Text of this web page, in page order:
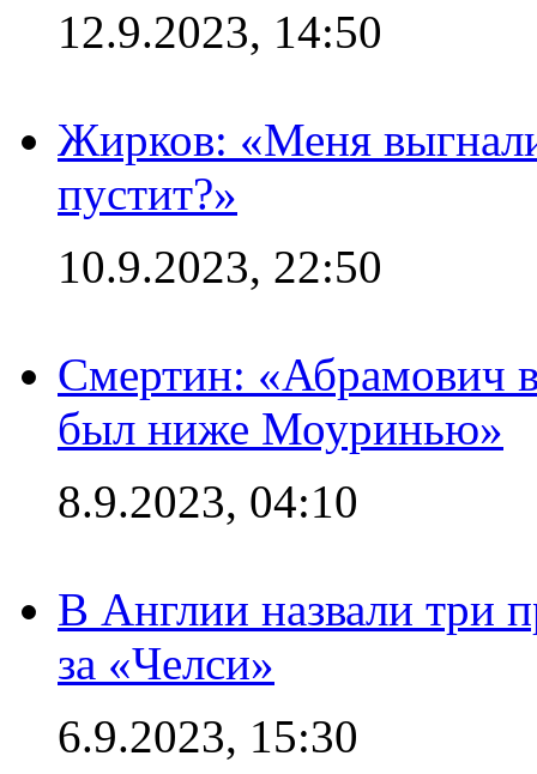
12.9.2023, 14:50
Жирков: «Меня
пустит?»
10.9.2023, 22:50
Смертин: «Абрамович в
был ниже Моуринью»
8.9.2023, 04:10
В Англии назвали три
за «Челси»
6.9.2023, 15:30